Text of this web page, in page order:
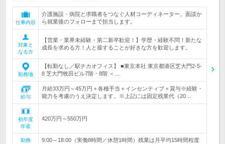
仕事内容
介護施設・病院と求職者をつなぐ人材コーディネーター。面談か
ら就業後のフォローまで担当します。
対象と
なる方
【営業・業界未経験・第二新卒歓迎！】学歴・経験不問！新たな
成長を求める方！人と接することが好きな方を歓迎します。
勤務地
【転勤なし／駅チカオフィス】 ■東京本社 東京都港区芝大門2-5-
8 芝大門牧田ビル7階・8階 ＜…
給与
月給33万円～45万円＋各種手当＋インセンティブ＋賞与※経験・
能力を考慮のうえ決定します。※上記には固定残業代（20…
初年度
年収
420万円～550万円
勤務
9:00～18:00（実働8時間／休憩1時間）残業は月平均15時間程度